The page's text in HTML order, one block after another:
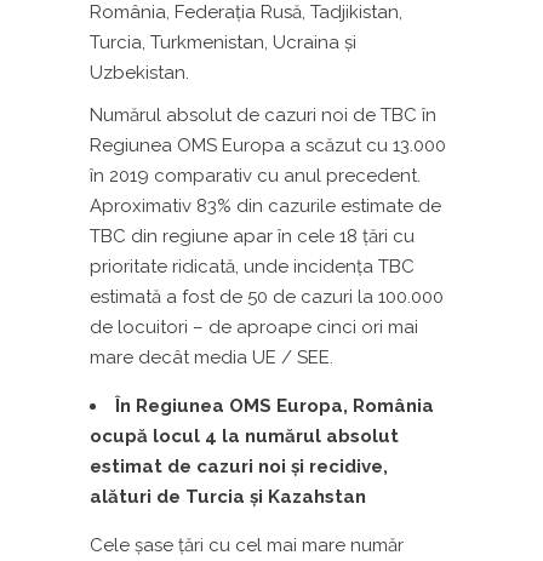
România, Federația Rusă, Tadjikistan,
Turcia, Turkmenistan, Ucraina și
Uzbekistan.
Numărul absolut de cazuri noi de TBC în
Regiunea OMS Europa a scăzut cu 13.000
în 2019 comparativ cu anul precedent.
Aproximativ 83% din cazurile estimate de
TBC din regiune apar în cele 18 ţări cu
prioritate ridicată, unde incidența TBC
estimată a fost de 50 de cazuri la 100.000
de locuitori – de aproape cinci ori mai
mare decât media UE / SEE.
În Regiunea OMS Europa, România
ocupă locul 4 la numărul absolut
estimat de cazuri noi şi recidive,
alături de Turcia şi Kazahstan
Cele șase țări cu cel mai mare număr